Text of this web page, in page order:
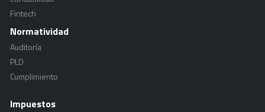
Fintech
Normatividad
Auditoría
PLD
Cumplimiento
Impuestos